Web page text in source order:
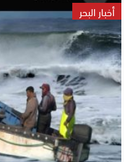
أخبار البحر